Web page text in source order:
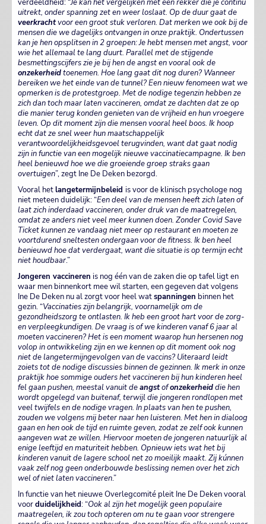
verdeeldheid: “Je kan het vergelijken met een rekker die je continu
uitrekt, onder spanning zet en weer loslaat. Op de duur gaat de
veerkrachtvoor een groot stuk verloren. Dat merken we ook bij de
mensen die we dagelijks ontvangen in onze praktijk. Ondertussen
kan je hen opsplitsen in 2 groepen: Je hebt mensen met angst, voor
wie het allemaal te lang duurt. Parallel met de stijgende
besmettingscijfers zie je bij hen de angst en vooral ook de
onzekerheidtoenemen. Hoe lang gaat dit nog duren? Wanneer
bereiken we het einde van de tunnel? Een nieuw fenomeen wat we
opmerken is de protestgroep. Met de nodige tegenzin hebben ze
zich dan toch maar laten vaccineren, omdat ze dachten dat ze op
die manier terug konden genieten van de vrijheid en hun vroegere
leven. Op dit moment zijn die mensen vooral heel boos. Ik hoop
echt dat ze snel weer hun maatschappelijk
verantwoordelijkheidsgevoel terugvinden, want dat gaat nodig
zijn in functie van een mogelijk nieuwe vaccinatiecampagne. Ik ben
heel benieuwd hoe we die groeiende groep straks gaan
overtuigen”, zegt Ine De Deken bezorgd.
Vooral hetlangetermijnbeleid is voor de klinisch psychologe nog
niet meteen duidelijk: “Een deel van de mensen heeft zich laten of
laat zich inderdaad vaccineren, onder druk van de maatregelen,
omdat ze anders niet veel meer kunnen doen. Zonder Covid Save
Ticket kunnen ze vandaag niet meer op restaurant en moeten ze
voortdurend sneltesten ondergaan voor de fitness. Ik ben heel
benieuwd hoe dat verdergaat, want die situatie is op termijn echt
niet houdbaar.”
Jongeren vaccineren is nog één van de zaken die op tafel ligt en
waar men binnenkort mee wil starten, een gegeven dat volgens
Ine De Deken nu al zorgt voor heel watspanningen binnen het
gezin. “Vaccinaties zijn belangrijk, voornamelijk om de
gezondheidszorg te ontlasten. Ik heb een groot hart voor de zorg-
en verpleegkundigen. De vraag is of we kinderen vanaf 6 jaar al
moeten vaccineren? Het is een moment waarop hun hersenen nog
volop in ontwikkeling zijn en we kennen op dit moment ook nog
niet de langetermijngevolgen van de vaccins? Uiteraard leidt
zoiets tot de nodige discussies binnen de gezinnen. Ik merk in onze
praktijk hoe sommige ouders het vaccineren bij hun kinderen heel
fel gaan pushen, meestal vanuit deangstofonzekerheiddie hen
wordt opgelegd van buitenaf, terwijl die jongeren rondlopen met
veel twijfels en de nodige vragen. In plaats van hen te pushen,
zouden we volgens mij beter naar hen luisteren. Met hen in dialoog
gaan en hen ook de tijd en ruimte geven, zodat ze zelf ook kunnen
aangeven wat ze willen. Hiervoor moeten de jongeren natuurlijk al
enige leeftijd en maturiteit hebben. Opnieuw iets wat het bij
kinderen vanuit de lagere school net zo moeilijk maakt. Zij kúnnen
vaak zelf nog geen onderbouwde beslissing nemen over het zich
wel of niet laten vaccineren.”
In functie van het nieuwe Overlegcomité pleit Ine De Deken vooral
voorduidelijkheid: “Ook al zijn het mogelijk geen populaire
maatregelen, ik zou toch opteren om nu te gaan voor strengere